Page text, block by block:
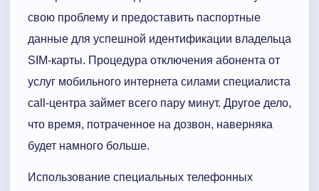
свою проблему и предоставить паспортные
данные для успешной идентификации владельца
SIM-карты. Процедура отключения абонента от
услуг мобильного интернета силами специалиста
call-центра займет всего пару минут. Другое дело,
что время, потраченное на дозвон, наверняка
будет намного больше.
Использование специальных телефонных